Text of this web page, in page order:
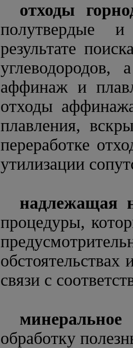
отходы
полутвердые
результате
аффинаж и
отходы
плавления,
переработке
утилизации
надлежащая
процедуры,
связи с
обработку